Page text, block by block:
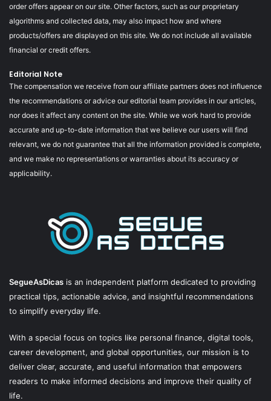
order offers appear on our site. Other factors, such as our proprietary
algorithms and collected data, may also impact how and where
products/offers are displayed on this site. We do not include all available
financial or credit offers.
Editorial Note
The compensation we receive from our affiliate partners does not influence
the recommendations or advice our editorial team provides in our articles,
nor does it affect any content on the site. While we work hard to provide
accurate and up-to-date information that we believe our users will find
relevant, we do not guarantee that all the information provided is complete,
and we make no representations or warranties about its accuracy or
applicability.
SegueAsDicas is an independent platform dedicated to providing
practical tips, actionable advice, and insightful recommendations
to simplify everyday life.
With a special focus on topics like personal finance, digital tools,
career development, and global opportunities, our mission is to
deliver clear, accurate, and useful information that empowers
readers to make informed decisions and improve their quality of
life.